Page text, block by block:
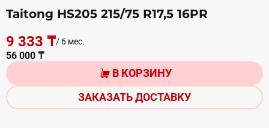
Taitong HS205 215/75 R17,5 16PR
9 333 ₸/ 6 мес.
56 000 ₸
В КОРЗИНУ
ЗАКАЗАТЬ ДОСТАВКУ